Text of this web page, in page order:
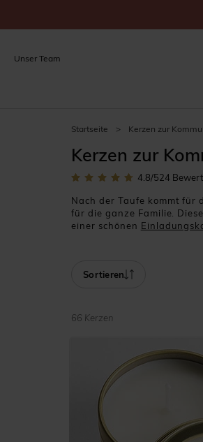
Unser Team
Startseite > Kerzen zur
Kerzen zur
4.8/524
Nach der Taufe kommt für
für die ganze Familie.
einer schönen
Gast als Andenken an
Sortieren
66 Kerzen